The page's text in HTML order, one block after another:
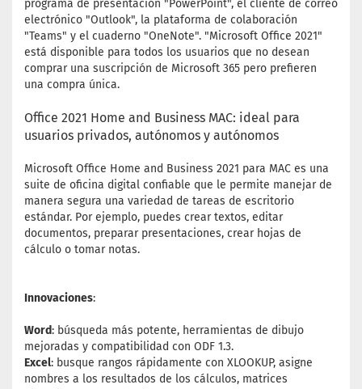
programa de presentación "PowerPoint", el cliente de correo
electrónico "Outlook", la plataforma de colaboración
"Teams" y el cuaderno "OneNote". "Microsoft Office 2021"
está disponible para todos los usuarios que no desean
comprar una suscripción de Microsoft 365 pero prefieren
una compra única.
Office 2021 Home and Business MAC: ideal para
usuarios privados, autónomos y autónomos
Microsoft Office Home and Business 2021 para MAC es una
suite de oficina digital confiable que le permite manejar de
manera segura una variedad de tareas de escritorio
estándar. Por ejemplo, puedes crear textos, editar
documentos, preparar presentaciones, crear hojas de
cálculo o tomar notas.
Innovaciones:
Word: búsqueda más potente, herramientas de dibujo
mejoradas y compatibilidad con ODF 1.3.
Excel: busque rangos rápidamente con XLOOKUP, asigne
nombres a los resultados de los cálculos, matrices